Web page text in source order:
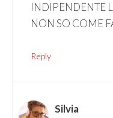
INDIPENDENTE
NON SO COME
Reply
Silvia